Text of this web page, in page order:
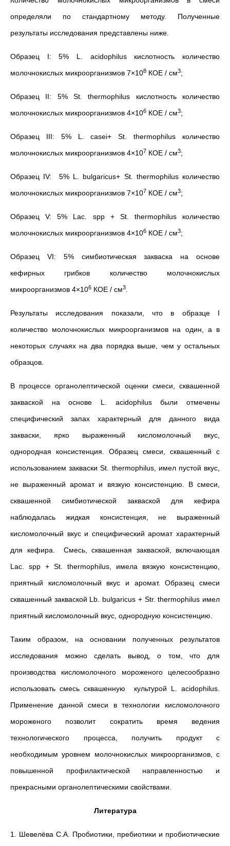
определяли по стандартному методу. Полученные
результаты исследования представлены ниже.
Образец I: 5% L. acidophilus кислотность количество
молочнокислых микроорганизмов 7×108 КОЕ / см3;
Образец II: 5% St. thermophilus кислотность количество
молочнокислых микроорганизмов 4×106 КОЕ / см3;
Образец III: 5% L. casei+ St. thermophilus количество
молочнокислых микроорганизмов 4×107 КОЕ / см3;
Образец IV: 5% L. bulgaricus+ St. thermophilus количество
молочнокислых микроорганизмов 7×107 КОЕ / см3;
Образец V: 5% Lac. spp + St. thermophilus количество
молочнокислых микроорганизмов 4×106 КОЕ / см3;
Образец VI: 5% симбиотическая закваска на основе
кефирных грибков количество молочнокислых
микроорганизмов 4×106 КОЕ / см3
Результаты исследования показали, что в образце I
количество молочнокислых микроорганизмов на один, а в
некоторых случаях на два порядка выше, чем у остальных
образцов.
В процессе органолептической оценки смеси, сквашенной
закваской на основе L. acidophilus были отмечены
специфический запах характерный для данного вида
закваски, ярко выраженный кисломолочный вкус,
однородная консистенция. Образец смеси, сквашенный с
использованием закваски St. thermophilus, имел пустой вкус,
не выраженный аромат и вязкую консистенцию. В смеси,
сквашенной симбиотической закваской для кефира
наблюдалась жидкая консистенция, не выраженный
кисломолочный вкус и специфический аромат характерный
для кефира. Смесь, сквашенная закваской, включающая
Lac. spp + St. thermophilus, имела вязкую консистенцию,
приятный кисломолочный вкус и аромат. Образец смеси
сквашенный закваской Lb. bulgaricus + Str. thermophilus имел
приятный кисломолочный вкус, однородную консистенцию.
Таким образом, на основании полученных результатов
исследования можно сделать вывод, о том, что для
производства кисломолочного мороженого целесообразно
использовать смесь сквашенную культурой L. acidophilus.
Применение данной смеси в технологии кисломолочного
мороженого позволит сократить время ведения
технологического процесса, получить продукт с
необходимым уровнем молочнокислых микроорганизмов, с
повышенной профилактической направленностью и
прекрасными органолептическими свойствами.
Литература
1. Шевелёва С.А. Пробиотики, пребиотики и пробиотические